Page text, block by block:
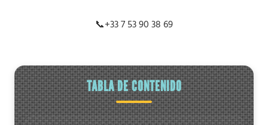
📞+33 7 53 90 38 69
TABLA DE CONTENIDO